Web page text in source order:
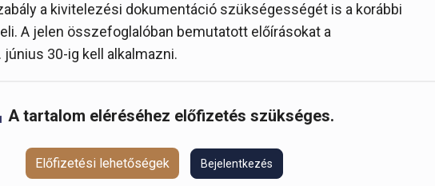
a kivitelezési dokumentáció szükségességét is a korábbi
A jelen összefoglalóban bemutatott előírásokat a
30-ig kell alkalmazni.
A tartalom eléréséhez előfizetés szükséges.
Előfizetési lehetőségek Bejelentkezés